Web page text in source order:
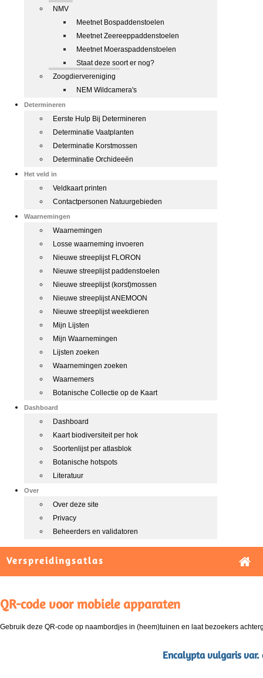
NMV
Meetnet Bospaddenstoelen
Meetnet Zeereeppaddenstoelen
Meetnet Moeraspaddenstoelen
Staat deze soort er nog?
Zoogdiervereniging
NEM Wildcamera's
Determineren
Eerste Hulp Bij Determineren
Determinatie Vaatplanten
Determinatie Korstmossen
Determinatie Orchideeën
Het veld in
Veldkaart printen
Contactpersonen Natuurgebieden
Waarnemingen
Waarnemingen
Losse waarneming invoeren
Nieuwe streeplijst FLORON
Nieuwe streeplijst paddenstoelen
Nieuwe streeplijst (korst)mossen
Nieuwe streeplijst ANEMOON
Nieuwe streeplijst weekdieren
Mijn Lijsten
Mijn Waarnemingen
Lijsten zoeken
Waarnemingen zoeken
Waarnemers
Botanische Collectie op de Kaart
Dashboard
Dashboard
Kaart biodiversiteit per hok
Soortenlijst per atlasblok
Botanische hotspots
Literatuur
Over
Over deze site
Privacy
Beheerders en validatoren
Verspreidingsatlas
QR-code voor mobiele apparaten
Gebruik deze QR-code op naambordjes in (heem)tuinen en laat bezoekers
Encalypta vulgaris